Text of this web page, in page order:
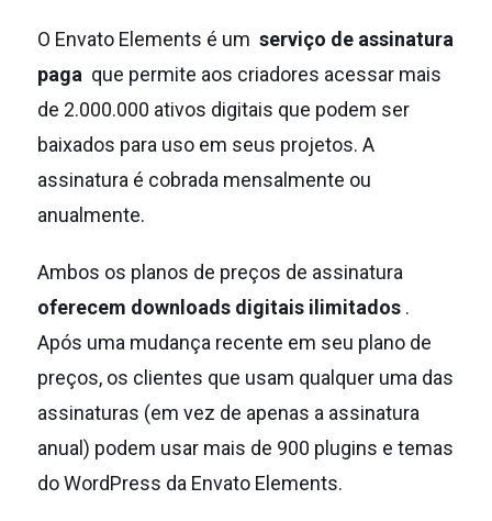
O Envato Elements é um serviço de assinatura
paga que permite aos criadores acessar mais
de 2.000.000 ativos digitais que podem ser
baixados para uso em seus projetos. A
assinatura é cobrada mensalmente ou
anualmente.
Ambos os planos de preços de assinatura
oferecem downloads digitais ilimitados.
Após uma mudança recente em seu plano de
preços, os clientes que usam qualquer uma das
assinaturas (em vez de apenas a assinatura
anual) podem usar mais de 900 plugins e temas
do WordPress da Envato Elements.